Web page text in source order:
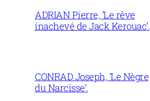
ADRIAN Pierre, ‘Le rêve
inachevé de Jack Kerouac’.
CONRAD Joseph, ‘Le Nègre
du Narcisse’.